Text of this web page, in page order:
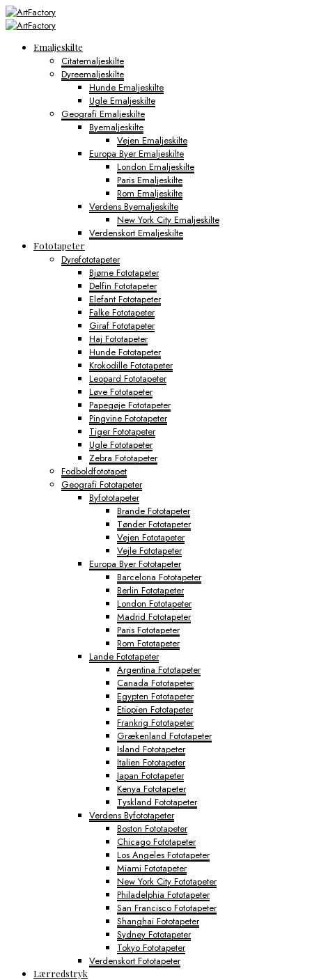
Emaljeskilte
Citatemaljeskilte
Dyreemaljeskilte
Hunde Emaljeskilte
Ugle Emaljeskilte
Geografi Emaljeskilte
Byemaljeskilte
Vejen Emaljeskilte
Europa Byer Emaljeskilte
London Emaljeskilte
Paris Emaljeskilte
Rom Emaljeskilte
Verdens Byemaljeskilte
New York City Emaljeskilte
Verdenskort Emaljeskilte
Fototapeter
Dyrefototapeter
Bjørne Fototapeter
Delfin Fototapeter
Elefant Fototapeter
Falke Fototapeter
Giraf Fototapeter
Haj Fototapeter
Hunde Fototapeter
Krokodille Fototapeter
Leopard Fototapeter
Løve Fototapeter
Papegøje Fototapeter
Pingvine Fototapeter
Tiger Fototapeter
Ugle Fototapeter
Zebra Fototapeter
Fodboldfototapet
Geografi Fototapeter
Byfototapeter
Brande Fototapeter
Tønder Fototapeter
Vejen Fototapeter
Vejle Fototapeter
Europa Byer Fototapeter
Barcelona Fototapeter
Berlin Fototapeter
London Fototapeter
Madrid Fototapeter
Paris Fototapeter
Rom Fototapeter
Lande Fototapeter
Argentina Fototapeter
Canada Fototapeter
Egypten Fototapeter
Etiopien Fototapeter
Frankrig Fototapeter
Grækenland Fototapeter
Island Fototapeter
Italien Fototapeter
Japan Fototapeter
Kenya Fototapeter
Tyskland Fototapeter
Verdens Byfototapeter
Boston Fototapeter
Chicago Fototapeter
Los Angeles Fototapeter
Miami Fototapeter
New York City Fototapeter
Philadelphia Fototapeter
San Francisco Fototapeter
Shanghai Fototapeter
Sydney Fototapeter
Tokyo Fototapeter
Verdenskort Fototapeter
Lærredstryk